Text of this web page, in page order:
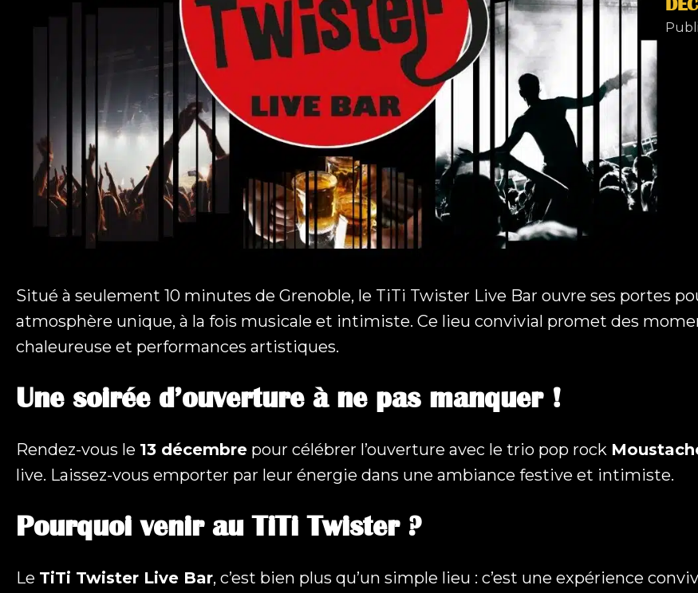
Situé à seulement 10 minutes de Grenoble, le TiTi Twister Live Bar ouvre ses portes
atmosphère unique, à la fois musicale et intimiste. Ce lieu convivial promet des
chaleureuse et performances artistiques.
Une soirée d’ouverture à ne pas manquer !
Rendez-vous le 13 décembre pour célébrer l’ouverture avec le trio pop rock
live. Laissez-vous emporter par leur énergie dans une ambiance festive et intimiste.
Pourquoi venir au TiTi Twister ?
Le TiTi Twister Live Bar, c’est bien plus qu’un simple lieu : c’est une expérience